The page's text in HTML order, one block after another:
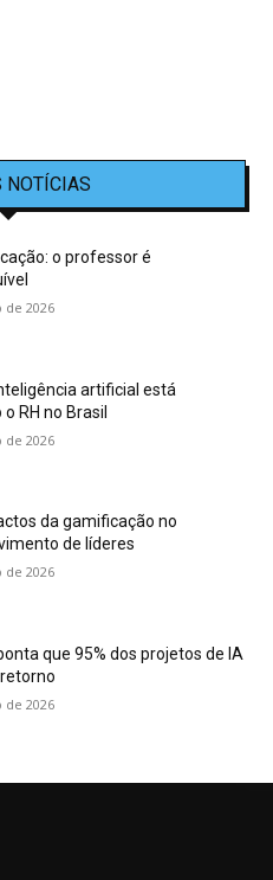
NOTÍCIAS
o professor é
de 2026
artificial está
RH no Brasil
de 2026
da gamificação no
de líderes
de 2026
que 95% dos projetos de IA
de 2026